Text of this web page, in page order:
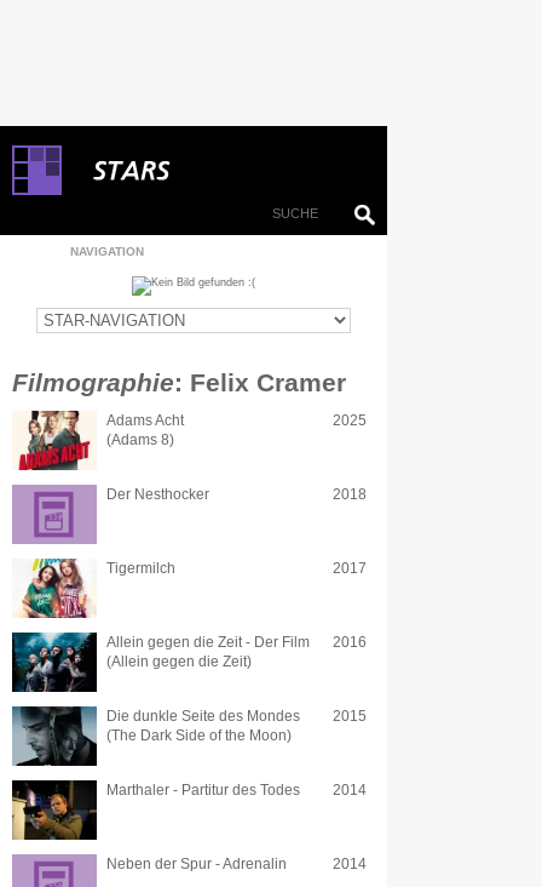
NAVIGATION
Filmographie: Felix Cramer
Adams Acht
(Adams 8)
2025
Der Nesthocker 2018
Tigermilch 2017
Allein gegen die Zeit - Der Film
(Allein gegen die Zeit)
2016
Die dunkle Seite des Mondes
(The Dark Side of the Moon)
2015
Marthaler - Partitur des Todes 2014
Neben der Spur - Adrenalin 2014